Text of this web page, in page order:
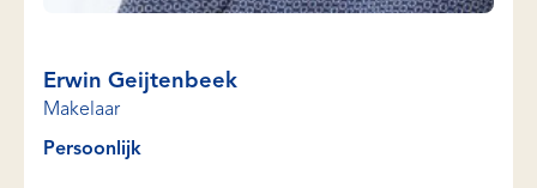
Erwin Geijtenbeek
Makelaar
Persoonlijk